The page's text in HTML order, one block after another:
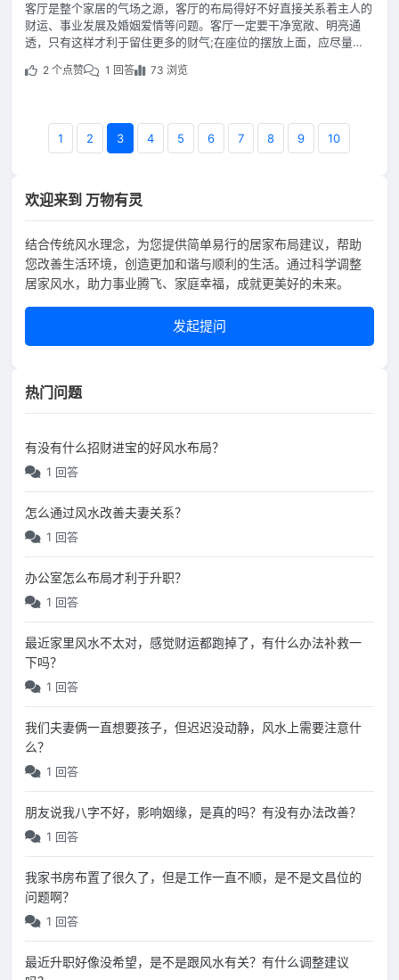
客厅是整个家居的气场之源，客厅的布局得好不好直接关系着主人的
财运、事业发展及婚姻爱情等问题。客厅一定要干净宽敞、明亮通
透，只有这样才利于留住更多的财气;在座位的摆放上面，应尽量形
展。2 个点赞 1 回答 73 浏览
1 2 3 4 5 6 7 8 9 10
欢迎来到 万物有灵
结合传统风水理念，为您提供简单易行的居家布局建议，帮助
您改善生活环境，创造更加和谐与顺利的生活。通过科学调整
居家风水，助力事业腾飞、家庭幸福，成就更美好的未来。
发起提问
热门问题
有没有什么招财进宝的好风水布局？
1 回答
怎么通过风水改善夫妻关系？
1 回答
办公室怎么布局才利于升职？
1 回答
最近家里风水不太对，感觉财运都跑掉了，有什么办法补救一
下吗？
1 回答
我们夫妻俩一直想要孩子，但迟迟没动静，风水上需要注意什
么？
1 回答
朋友说我八字不好，影响姻缘，是真的吗？有没有办法改善？
1 回答
我家书房布置了很久了，但是工作一直不顺，是不是文昌位的
问题啊？
1 回答
最近升职好像没希望，是不是跟风水有关？有什么调整建议